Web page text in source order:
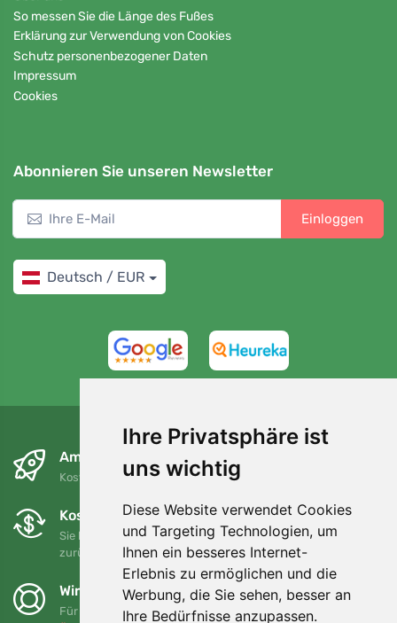
Ihre Privatsphäre ist
uns wichtig
Diese Website verwendet Cookies
und Targeting Technologien, um
Ihnen ein besseres Internet-
Erlebnis zu ermöglichen und die
Werbung, die Sie sehen, besser an
Ihre Bedürfnisse anzupassen.
So messen Sie die Länge des Fußes
Erklärung zur Verwendung von Cookies
Schutz personenbezogener Daten
Impressum
Cookies
Abonnieren Sie unseren Newsletter
Einloggen
Deutsch / EUR
Am nächsten Tag und kostenlos
Kostenloser Versand für Bestellungen über 80 EUR
Kostenloser Umtausch und Rückgabe
Sie können Ihre Bestellung jederzeit innerhalb von 90 Tagen
zurückgeben oder umtauschen.
Wir unterstützen Trees.org
Für jede Bestellung pflanzen wir einen Baum! Mehr lesen